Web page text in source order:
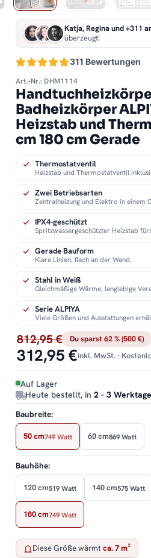
311 Bewertungen
Katja, Regina und +311
überzeugt!
Art.-Nr.: DHM1114
Badheizkörper
Heizstab und
cm 180 cm Gerade
812,95 € Du sparst 62 % (500 €)
312,95 €inkl. MwSt. ·
Auf Lager
Heute bestellt, in 2 - 3
Thermostatventil
Heizstab und Thermostatventil
Zwei Betriebsarten
Zentralheizung und Elektro in einem
IPX4-geschützt
Spritzwassergeschützter Heizstab
Gerade Bauform
Klare Linien, flach an der Wand.
Stahl in Weiß
Gleichmäßige Wärme, langlebige
Serie ALPIYA
Viele Größen und Ausstattungen
Baubreite:
50 cm749 Watt 60 cm869 Watt
Bauhöhe:
120 cm519 Watt 140 cm575 Watt
180 cm749 Watt
Diese Größe wärmt ca. 7 m²